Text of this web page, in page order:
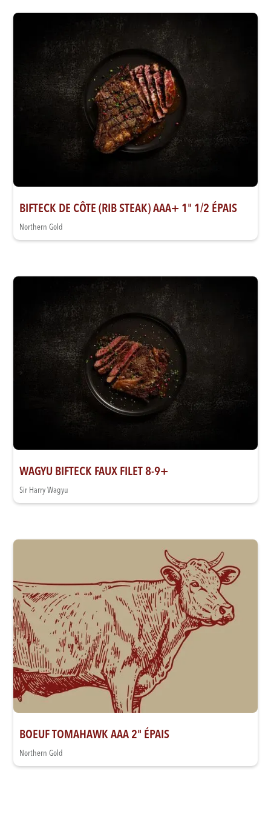
BIFTECK DE CÔTE (RIB STEAK) AAA+ 1" 1/2 ÉPAIS
Northern Gold
WAGYU BIFTECK FAUX FILET 8-9+
Sir Harry Wagyu
BOEUF TOMAHAWK AAA 2" ÉPAIS
Northern Gold